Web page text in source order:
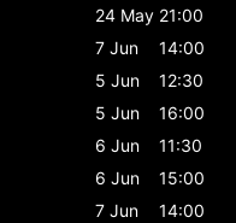
24 May 21:00
7 Jun
14:00
5 Jun
12:30
5 Jun
16:00
6 Jun
11:30
6 Jun
15:00
7 Jun
14:00